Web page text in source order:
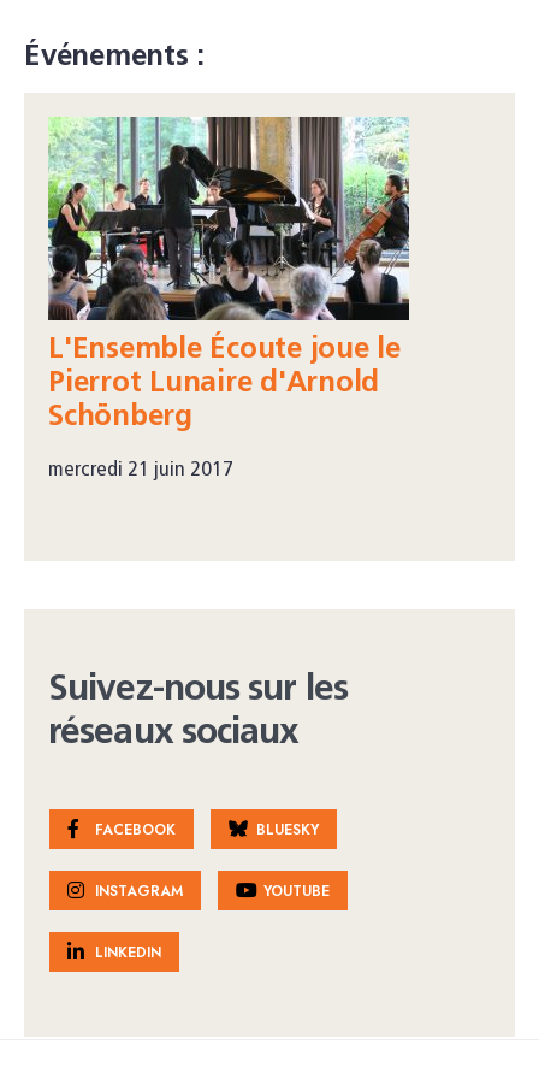
Événements :
L'Ensemble Écoute joue le
Pierrot Lunaire d'Arnold
Schönberg
mercredi 21 juin 2017
Suivez-nous sur les
réseaux sociaux
FACEBOOK BLUESKY
INSTAGRAM YOUTUBE
LINKEDIN